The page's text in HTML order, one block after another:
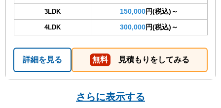
3LDK 150,000円(税込)～
4LDK 300,000円(税込)～
詳細を見る 無料 見積もりをしてみる
さらに表示する